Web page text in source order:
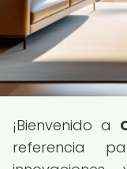
¡Bienvenido a
referencia